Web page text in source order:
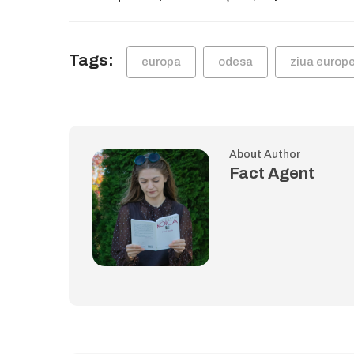
Tags: europa odesa ziua
About Author
Fact Agent